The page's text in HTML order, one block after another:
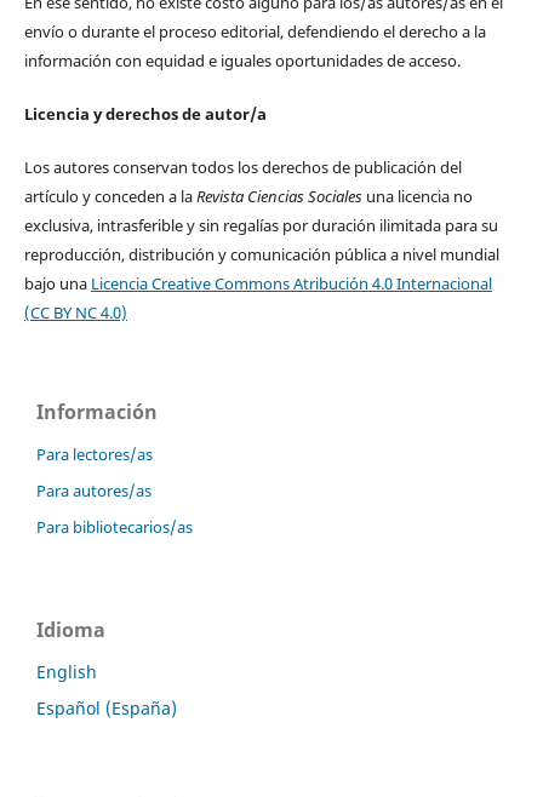
envío o durante el proceso editorial, defendiendo el derecho a la
información con equidad e iguales oportunidades de acceso.
Licencia y derechos de autor/a
Los autores conservan todos los derechos de publicación del
artículo y conceden a laRevista Ciencias Socialesuna licencia no
exclusiva, intrasferible y sin regalías por duración ilimitada para su
reproducción, distribución y comunicación pública a nivel mundial
bajo una Licencia Creative Commons Atribución 4.0 Internacional
(CC BY NC 4.0)
Información
Para lectores/as
Para autores/as
Para bibliotecarios/as
Idioma
English
Español (España)